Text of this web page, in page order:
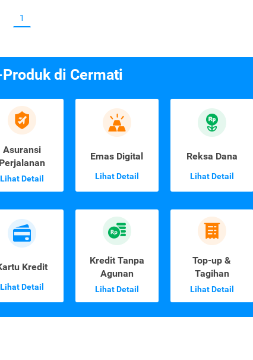
1
di Cermati
Asuransi
Perjalanan
Lihat Detail
Emas Digital
Lihat Detail
Reksa Dana
Lihat Detail
Kredit
Lihat Detail
Kredit Tanpa
Agunan
Lihat Detail
Top-up &
Tagihan
Lihat Detail